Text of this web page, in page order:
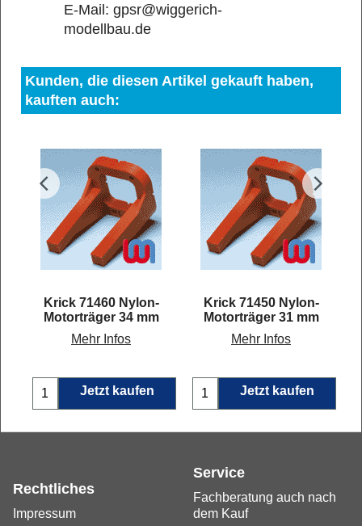
E-Mail: gpsr@wiggerich-
modellbau.de
Kunden, die diesen Artikel gekauft haben,
kauften auch:
Krick 71460 Nylon-
Motorträger 34 mm
Mehr Infos
Jetzt kaufen
Krick 71450 Nylon-
Motorträger 31 mm
Mehr Infos
Jetzt kaufen
Service
Fachberatung auch nach
dem Kauf
Rechtliches
Impressum